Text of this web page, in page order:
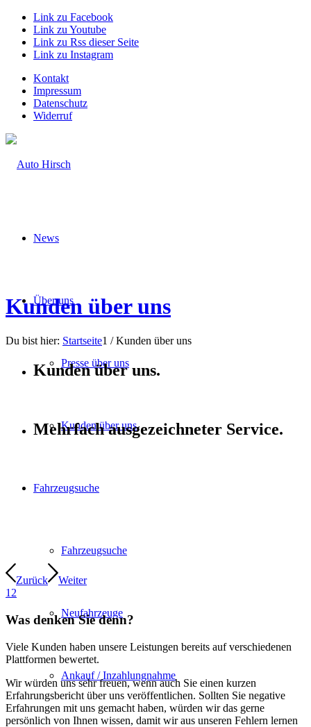
Link zu Facebook
Link zu Youtube
Link zu Rss dieser Seite
Link zu Instagram
Kontakt
Impressum
Datenschutz
Widerruf
News
Über uns
Presse über uns
Kunden über uns
Fahrzeugsuche
Fahrzeugsuche
Neufahrzeuge
Ankauf / Inzahlungnahme
Kunden über uns
Du bist hier: Startseite1 / Kunden über uns
Kunden über uns.
Mehrfach ausgezeichneter Service.
Zurück
Weiter
1 2
Was denken Sie denn?
Viele Kunden haben unsere Leistungen bereits auf verschiedenen
Plattformen bewertet.
Wir würden uns sehr freuen, wenn auch Sie einen kurzen
Erfahrungsbericht über uns veröffentlichen. Sollten Sie negative
Erfahrungen mit uns gemacht haben, würden wir das gerne
persönlich von Ihnen wissen, damit wir aus unseren Fehlern lernen